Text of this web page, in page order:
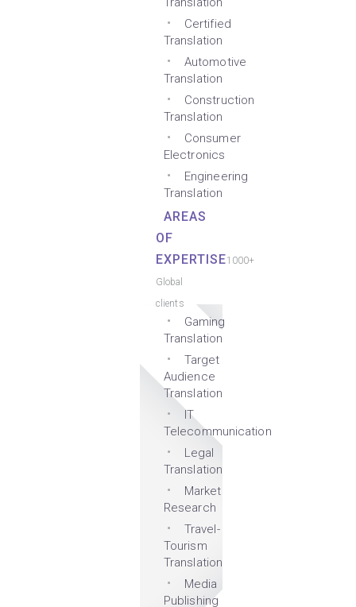
Certified
Translation
Automotive
Translation
Construction
Translation
Consumer
Electronics
Engineering
Translation
AREAS
OF
EXPERTISE1000+
Global
clients
Gaming
Translation
Target
Audience
Translation
IT
Telecommunication
Legal
Translation
Market
Research
Travel-
Tourism
Translation
Media
Publishing